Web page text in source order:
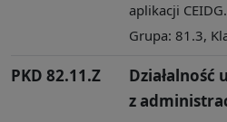
aplikacji
Grupa: 81.3,
PKD 82.11.Z
Działalność
z